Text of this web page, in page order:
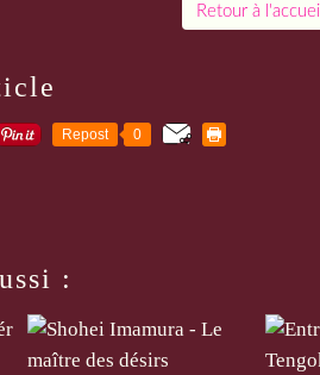
Retour à l'accueil
Repost 0
: